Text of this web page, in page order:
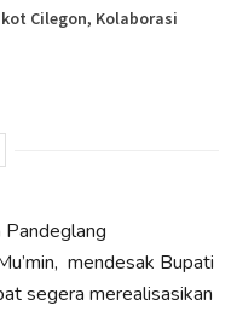
Cilegon, Kolaborasi
mendesak Bupati
segera merealisasikan